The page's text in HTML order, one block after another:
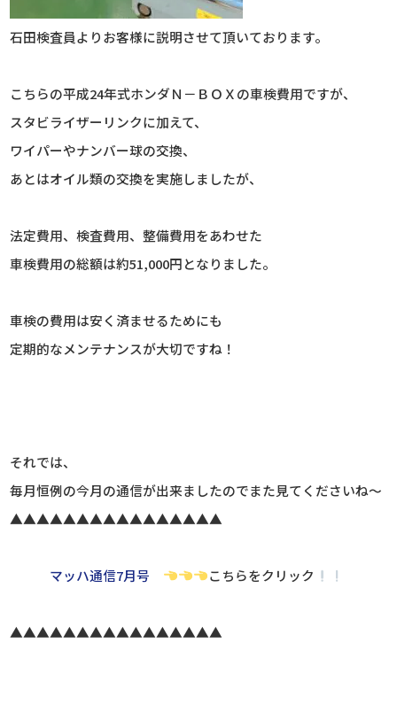
石田検査員よりお客様に説明させて頂いております。
こちらの平成24年式ホンダＮ－ＢＯＸの車検費用ですが、
スタビライザーリンクに加えて、
ワイパーやナンバー球の交換、
あとはオイル類の交換を実施しましたが、
法定費用、検査費用、整備費用をあわせた
車検費用の総額は約51,000円となりました。
車検の費用は安く済ませるためにも
定期的なメンテナンスが大切ですね！
それでは、
毎月恒例の今月の通信が出来ましたのでまた見てくださいね～
▲▲▲▲▲▲▲▲▲▲▲▲▲▲▲▲
マッハ通信7月号 こちらをクリック
▲▲▲▲▲▲▲▲▲▲▲▲▲▲▲▲